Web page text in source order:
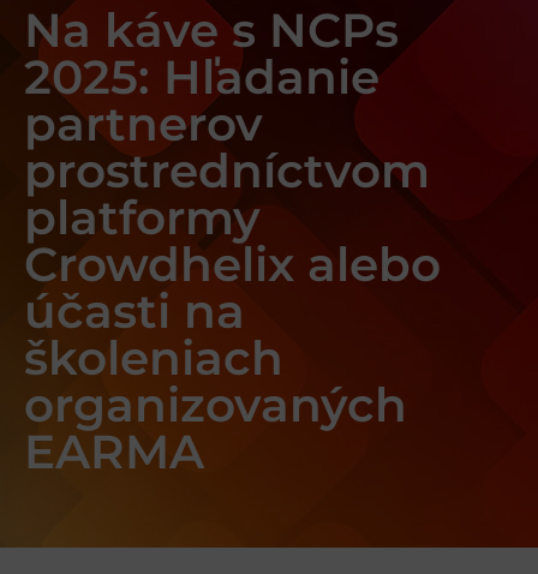
Na káve s NCPs
2025: Hľadanie
partnerov
prostredníctvom
platformy
Crowdhelix alebo
účasti na
školeniach
organizovaných
EARMA